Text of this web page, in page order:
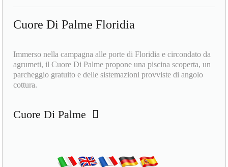
Cuore Di Palme Floridia
Immerso nella campagna alle porte di Floridia e circondato da
agrumeti, il Cuore Di Palme propone una piscina scoperta, un
parcheggio gratuito e delle sistemazioni provviste di angolo
cottura.
Cuore Di Palme